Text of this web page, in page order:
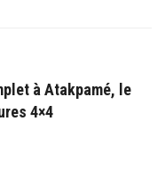
à Atakpamé, le
4×4